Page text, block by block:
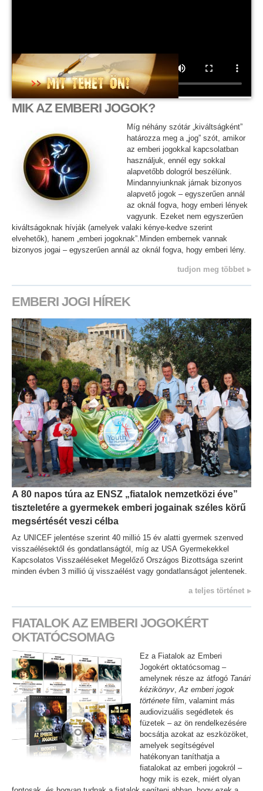
MIK AZ EMBERI JOGOK?
Míg néhány szótár „kiváltságként”
határozza meg a „jog” szót, amikor
az emberi jogokkal kapcsolatban
használjuk, ennél egy sokkal
alapvetőbb dologról beszélünk.
Mindannyiunknak járnak bizonyos
alapvető jogok – egyszerűen annál
az oknál fogva, hogy emberi lények
vagyunk. Ezeket nem egyszerűen
kiváltságoknak hívják (amelyek valaki kénye-kedve szerint
elvehetők), hanem „emberi jogoknak”.Minden embernek vannak
bizonyos jogai – egyszerűen annál az oknál fogva, hogy emberi lény.
tudjon meg többet
EMBERI JOGI HÍREK
A 80 napos túra az ENSZ „fiatalok nemzetközi éve”
tiszteletére a gyermekek emberi jogainak széles körű
megsértését veszi célba
Az UNICEF jelentése szerint 40 millió 15 év alatti gyermek szenved
visszaélésektől és gondatlanságtól, míg az USA Gyermekekkel
Kapcsolatos Visszaéléseket Megelőző Országos Bizottsága szerint
minden évben 3 millió új visszaélést vagy gondatlanságot jelentenek.
a teljes történet
FIATALOK AZ EMBERI JOGOKÉRT
OKTATÓCSOMAG
Ez a Fiatalok az Emberi
Jogokért oktatócsomag –
amelynek része az átfogó Tanári
kézikönyv,Az emberi jogok
története film, valamint más
audiovizuális segédletek és
füzetek – az ön rendelkezésére
bocsátja azokat az eszközöket,
amelyek segítségével
hatékonyan taníthatja a
fiatalokat az emberi jogokról –
hogy mik is ezek, miért olyan